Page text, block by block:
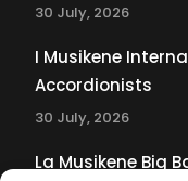
30 July, 2026
I Musikene
Accordionists
30 July, 2026
La Musikene Big